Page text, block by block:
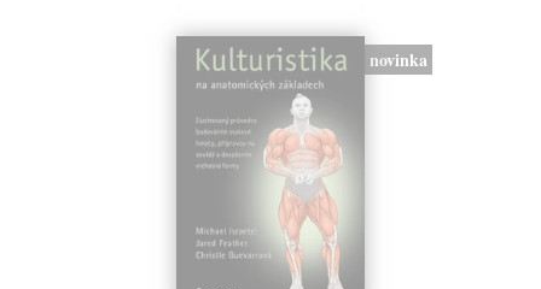
novinka